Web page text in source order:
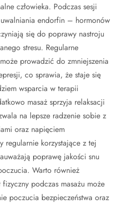
człowieka. Podczas sesji
endorfin – hormonów
się do poprawy nastroju
stresu. Regularne
prowadzić do zmniejszenia
co sprawia, że staje się
wsparcia w terapii
masaż sprzyja relaksacji
na lepsze radzenie sobie z
oraz napięciem
regularnie korzystające z tej
poprawę jakości snu
Warto również
podczas masażu może
poczucia bezpieczeństwa oraz